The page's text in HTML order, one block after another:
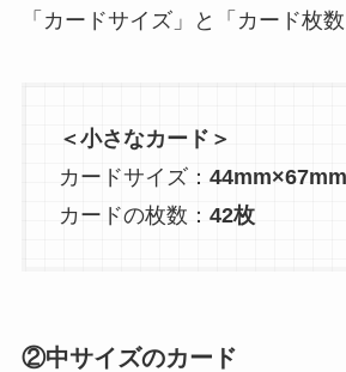
「カードサイズ」と「カード枚
＜小さなカード＞
カードサイズ： 44mm×67mm
カードの枚数： 42枚
②中サイズのカード